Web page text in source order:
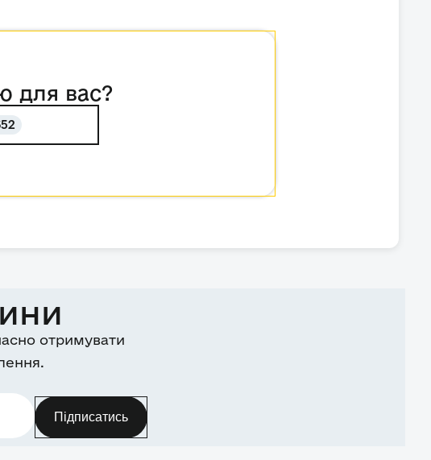
для вас?
отримувати
Підписатись